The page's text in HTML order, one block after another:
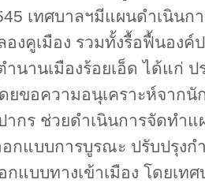
เทศบาลฯมีแผนดำเนินกา
องคูเมือง รวมทั้งรื้อฟื้นองค์
นานเมืองร้อยเอ็ด ได้แก่ ป
ยขอความอนุเคราะห์จากนั
ากร ช่วยดำเนินการจัดทำแ
กแบบการบูรณะ ปรับปรุงก
กแบบทางเข้าเมือง โดยเท